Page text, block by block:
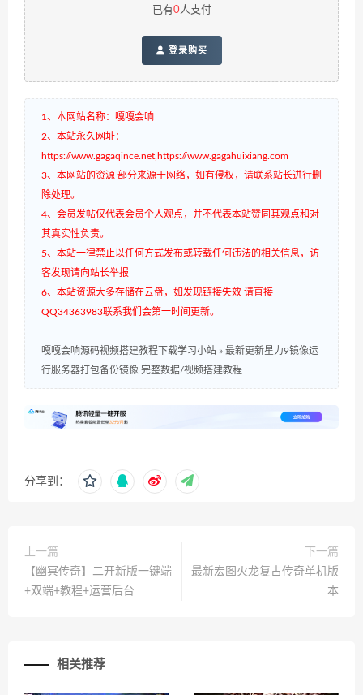
已有0人支付
登录购买
1、本网站名称：嘎嘎会响
2、本站永久网址：
https://www.gagaqince.net,https://www.gagahuixiang.com
3、本网站的资源 部分来源于网络，如有侵权，请联系站长进行删
除处理。
4、会员发帖仅代表会员个人观点，并不代表本站赞同其观点和对
其真实性负责。
5、本站一律禁止以任何方式发布或转载任何违法的相关信息，访
客发现请向站长举报
6、本站资源大多存储在云盘，如发现链接失效 请直接
QQ34363983联系我们会第一时间更新。
嘎嘎会响源码视频搭建教程下载学习小站 » 最新更新星力9镜像运
行服务器打包备份镜像 完整数据/视频搭建教程
分享到：
上一篇
【幽冥传奇】二开新版一键端
+双端+教程+运营后台
下一篇
最新宏图火龙复古传奇单机版
本
相关推荐